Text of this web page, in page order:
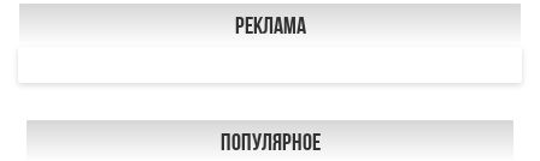
Реклама
Популярное